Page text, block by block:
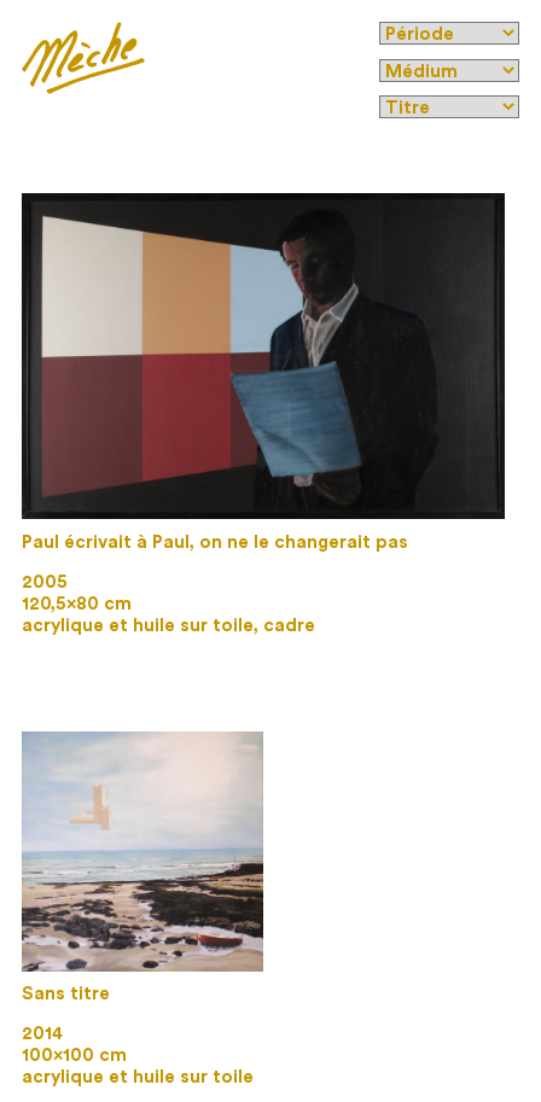
Paul écrivait à Paul, on ne le changerait pas
2005
120,5×80 cm
acrylique et huile sur toile, cadre
Sans titre
2014
100×100 cm
acrylique et huile sur toile